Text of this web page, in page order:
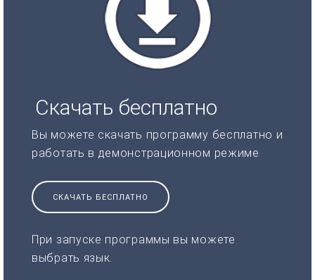
Скачать бесплатно
Вы можете скачать программу бесплатно и
работать в демонстрационном режиме
СКАЧАТЬ БЕСПЛАТНО
При запуске программы вы можете
выбрать язык.